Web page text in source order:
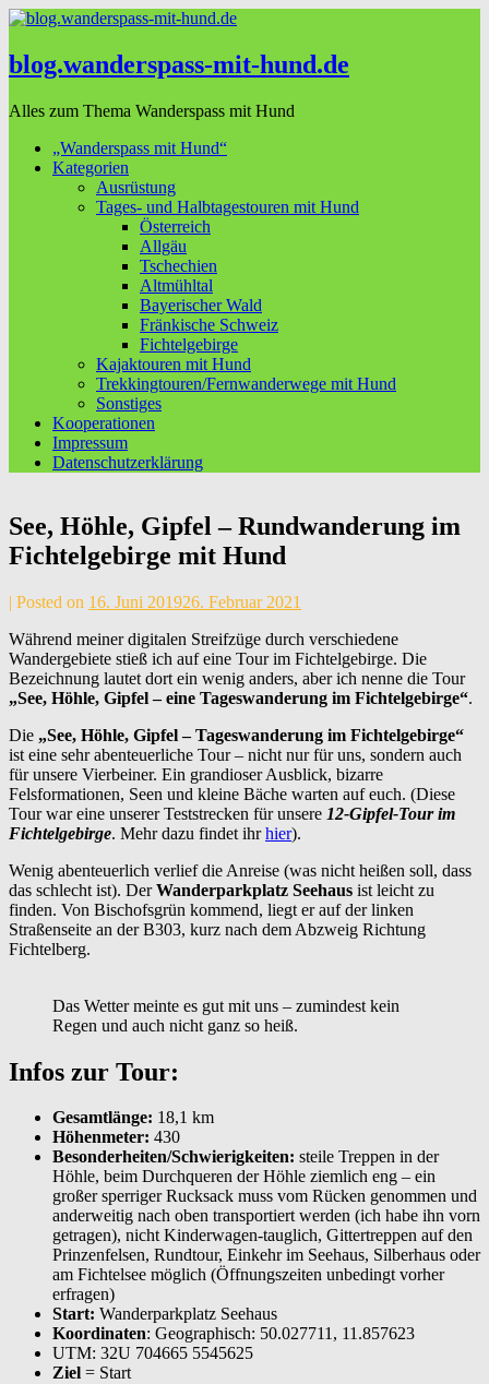
blog.wanderspass-mit-hund.de
Alles zum Thema Wanderspass mit Hund
„Wanderspass mit Hund“
Kategorien
Ausrüstung
Tages- und Halbtagestouren mit Hund
Österreich
Allgäu
Tschechien
Altmühltal
Bayerischer Wald
Fränkische Schweiz
Fichtelgebirge
Kajaktouren mit Hund
Trekkingtouren/Fernwanderwege mit Hund
Sonstiges
Kooperationen
Impressum
Datenschutzerklärung
See, Höhle, Gipfel – Rundwanderung im
Fichtelgebirge mit Hund
by
Maier
| Posted on 16. Juni 201926. Februar 2021
Während meiner digitalen Streifzüge durch verschiedene
Wandergebiete stieß ich auf eine Tour im Fichtelgebirge. Die
Bezeichnung lautet dort ein wenig anders, aber ich nenne die Tour
„See, Höhle, Gipfel – eine Tageswanderung im Fichtelgebirge“.
Die „See, Höhle, Gipfel – Tageswanderung im Fichtelgebirge“
ist eine sehr abenteuerliche Tour – nicht nur für uns, sondern auch
für unsere Vierbeiner. Ein grandioser Ausblick, bizarre
Felsformationen, Seen und kleine Bäche warten auf euch. (Diese
Tour war eine unserer Teststrecken für unsere 12-Gipfel-Tour im
Fichtelgebirge. Mehr dazu findet ihrhier).
Wenig abenteuerlich verlief die Anreise (was nicht heißen soll, dass
das schlecht ist). DerWanderparkplatz Seehaus ist leicht zu
finden. Von Bischofsgrün kommend, liegt er auf der linken
Straßenseite an der B303, kurz nach dem Abzweig Richtung
Fichtelberg.
Das Wetter meinte es gut mit uns – zumindest kein
Regen und auch nicht ganz so heiß.
Infos zur Tour:
Gesamtlänge: 18,1 km
Höhenmeter: 430
Besonderheiten/Schwierigkeiten: steile Treppen in der
Höhle, beim Durchqueren der Höhle ziemlich eng – ein
großer sperriger Rucksack muss vom Rücken genommen und
anderweitig nach oben transportiert werden (ich habe ihn vorn
getragen), nicht Kinderwagen-tauglich, Gittertreppen auf den
Prinzenfelsen, Rundtour, Einkehr im Seehaus, Silberhaus oder
am Fichtelsee möglich (Öffnungszeiten unbedingt vorher
erfragen)
Start: Wanderparkplatz Seehaus
Koordinaten: Geographisch: 50.027711, 11.857623
UTM: 32U 704665 5545625
Ziel = Start